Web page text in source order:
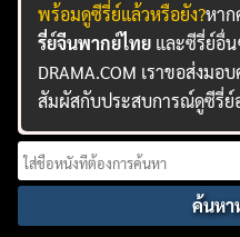
พร้อมดูซีรี่ย์แล้วหรือยัง?หา
รี่ย์จีนพากย์ไทย และซีรี่ย์อื่
DRAMA.COM เราขอส่งม
สัมผัสกับประสบการณ์ดูซีรี่ย์
Search
for: